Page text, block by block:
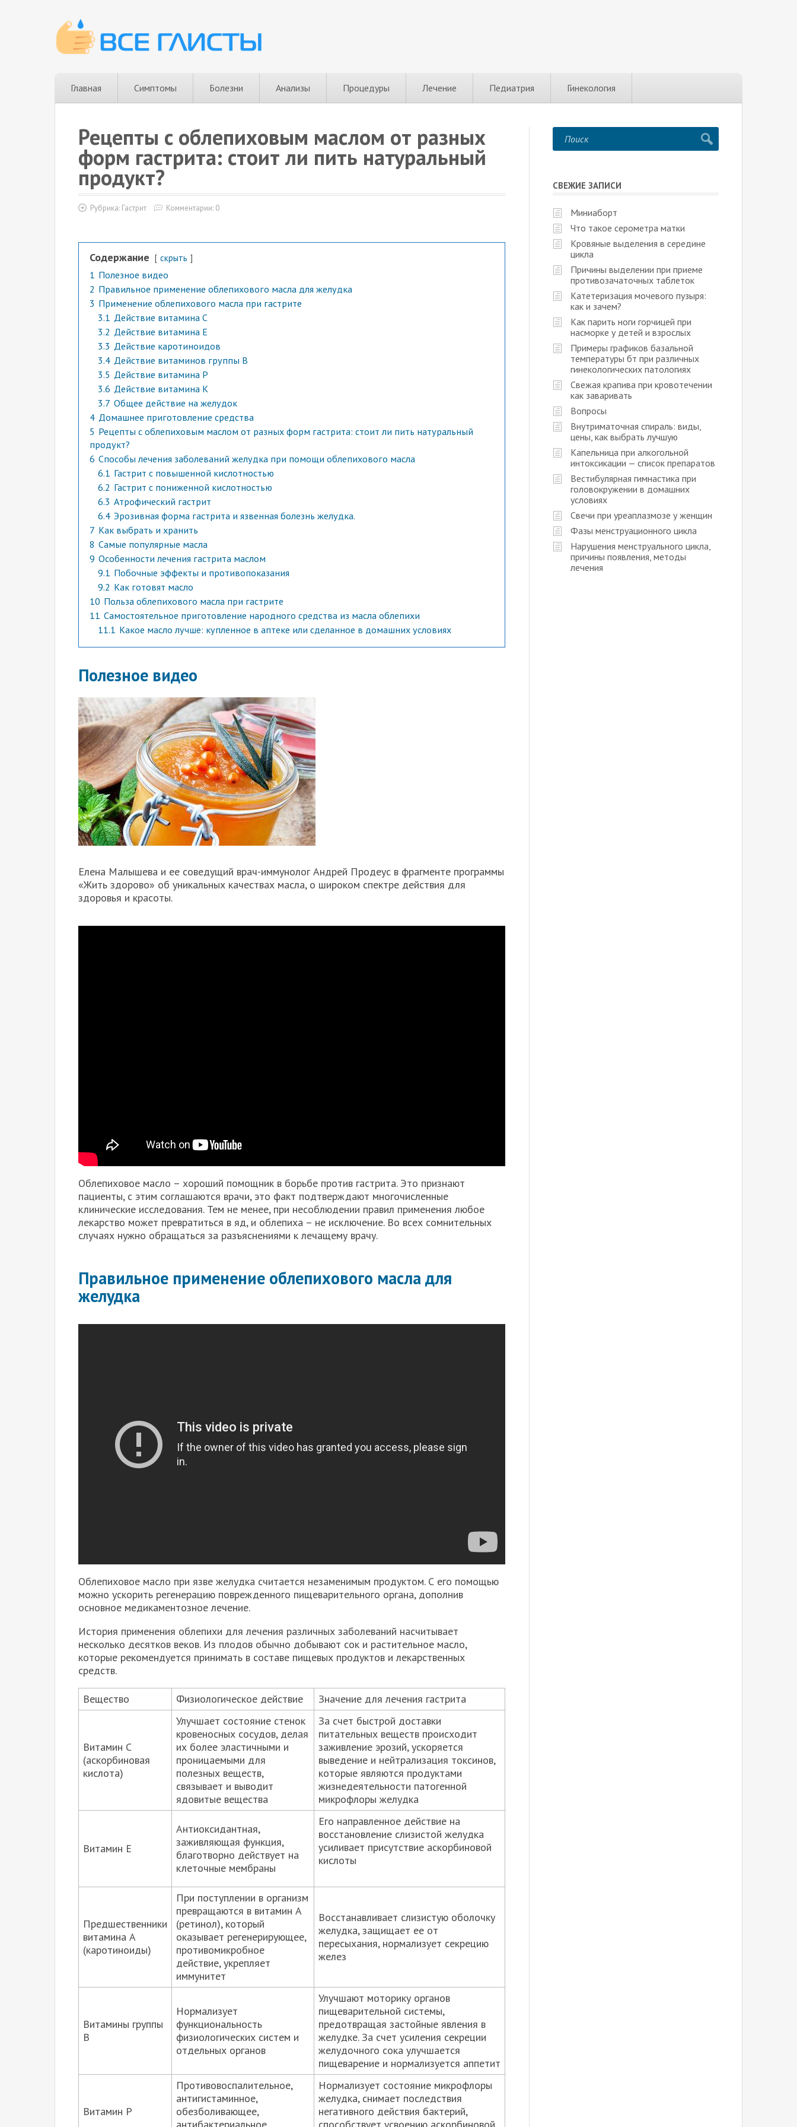
Главная Симптомы Болезни Анализы Процедуры Лечение Педиатрия Гинекология
Рецепты с облепиховым маслом от разных
форм гастрита: стоит ли пить натуральный
продукт?
Рубрика: Гастрит Комментарии: 0
Содержание скрыть
1 Полезное видео
2 Правильное применение облепихового масла для желудка
3 Применение облепихового масла при гастрите
3.1 Действие витамина С
3.2 Действие витамина Е
3.3 Действие каротиноидов
3.4 Действие витаминов группы В
3.5 Действие витамина Р
3.6 Действие витамина К
3.7 Общее действие на желудок
4 Домашнее приготовление средства
5 Рецепты с облепиховым маслом от разных форм гастрита: стоит ли пить натуральный
продукт?
6 Способы лечения заболеваний желудка при помощи облепихового масла
6.1 Гастрит с повышенной кислотностью
6.2 Гастрит с пониженной кислотностью
6.3 Атрофический гастрит
6.4 Эрозивная форма гастрита и язвенная болезнь желудка.
7 Как выбрать и хранить
8 Самые популярные масла
9 Особенности лечения гастрита маслом
9.1 Побочные эффекты и противопоказания
9.2 Как готовят масло
10 Польза облепихового масла при гастрите
11 Самостоятельное приготовление народного средства из масла облепихи
11.1 Какое масло лучше: купленное в аптеке или сделанное в домашних условиях
Полезное видео
Елена Малышева и ее соведущий врач-иммунолог Андрей Продеус в фрагменте программы
«Жить здорово» об уникальных качествах масла, о широком спектре действия для
здоровья и красоты.
Облепиховое масло – хороший помощник в борьбе против гастрита. Это признают
пациенты, с этим соглашаются врачи, это факт подтверждают многочисленные
клинические исследования. Тем не менее, при несоблюдении правил применения любое
лекарство может превратиться в яд, и облепиха – не исключение. Во всех сомнительных
случаях нужно обращаться за разъяснениями к лечащему врачу.
Правильное применение облепихового масла для
желудка
Облепиховое масло при язве желудка считается незаменимым продуктом. С его помощью
можно ускорить регенерацию поврежденного пищеварительного органа, дополнив
основное медикаментозное лечение.
История применения облепихи для лечения различных заболеваний насчитывает
несколько десятков веков. Из плодов обычно добывают сок и растительное масло,
которые рекомендуется принимать в составе пищевых продуктов и лекарственных
средств.
Вещество Физиологическое действие Значение для лечения гастрита
Витамин С
(аскорбиновая
кислота)
Улучшает состояние стенок
кровеносных сосудов, делая
их более эластичными и
проницаемыми для
полезных веществ,
связывает и выводит
ядовитые вещества
За счет быстрой доставки
питательных веществ происходит
заживление эрозий, ускоряется
выведение и нейтрализация токсинов,
которые являются продуктами
жизнедеятельности патогенной
микрофлоры желудка
Витамин Е
Антиоксидантная,
заживляющая функция,
благотворно действует на
клеточные мембраны
Его направленное действие на
восстановление слизистой желудка
усиливает присутствие аскорбиновой
кислоты
Предшественники
витамина А
(каротиноиды)
При поступлении в организм
превращаются в витамин А
(ретинол), который
оказывает регенерирующее,
противомикробное
действие, укрепляет
иммунитет
Восстанавливает слизистую оболочку
желудка, защищает ее от
пересыхания, нормализует секрецию
желез
Витамины группы
В
Нормализует
функциональность
физиологических систем и
отдельных органов
Улучшают моторику органов
пищеварительной системы,
предотвращая застойные явления в
желудке. За счет усиления секреции
желудочного сока улучшается
пищеварение и нормализуется аппетит
Витамин Р
Противовоспалительное,
антигистаминное,
обезболивающее,
Нормализует состояние микрофлоры
желудка, снимает последствия
негативного действия бактерий,
СВЕЖИЕ ЗАПИСИ
Миниаборт
Что такое серометра матки
Кровяные выделения в середине
цикла
Причины выделении при приеме
противозачаточных таблеток
Катетеризация мочевого пузыря:
как и зачем?
Как парить ноги горчицей при
насморке у детей и взрослых
Примеры графиков базальной
температуры бт при различных
гинекологических патологиях
Свежая крапива при кровотечении
как заваривать
Вопросы
Внутриматочная спираль: виды,
цены, как выбрать лучшую
Капельница при алкогольной
интоксикации — список препаратов
Вестибулярная гимнастика при
головокружении в домашних
условиях
Свечи при уреаплазмозе у женщин
Фазы менструационного цикла
Нарушения менструального цикла,
причины появления, методы
лечения